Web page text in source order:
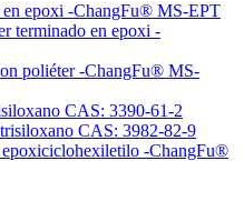
epoxi -ChangFu® MS-EPT
terminado en epoxi -
poliéter -ChangFu® MS-
CAS: 3390-61-2
CAS: 3982-82-9
-ChangFu®